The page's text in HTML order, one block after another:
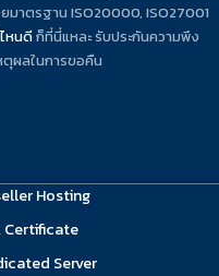
มาตรฐาน ISO20000, ISO27001
หนดีก็ที่นี่แหละ รับประกันความพึง
ผลในการขอคืน
Hosting
Certificate
Server